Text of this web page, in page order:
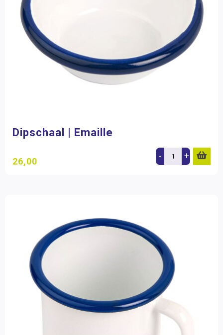
Dipschaal | Emaille
26,00 - +